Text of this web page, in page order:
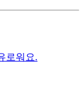
로워요.